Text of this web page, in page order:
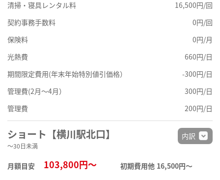
清掃・寝具レンタル料
16,500円/回
契約事務手数料
0円/回
保険料
0円/月
光熱費
660円/日
期間限定費用(年末年始特別値引価格）
-300円/日
管理費(2月～4月）
300円/日
管理費
200円/日
ショート【横川駅北口】
～30日未満
月額目安 103,800円～ 初期費用他 16,500円〜
内訳